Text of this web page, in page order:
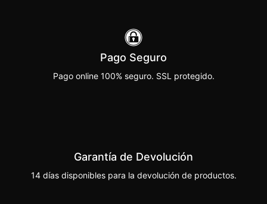
Pago Seguro
Pago online 100% seguro. SSL protegido.
Garantía de Devolución
14 días disponibles para la devolución de productos.